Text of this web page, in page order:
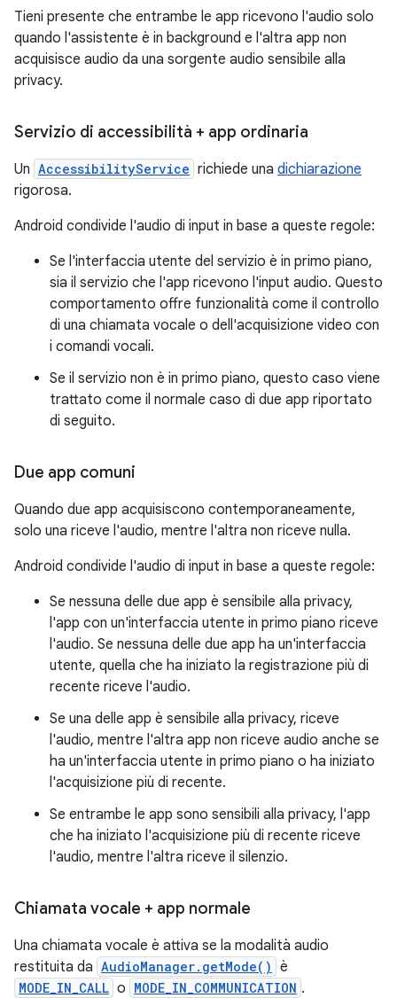
Tieni presente che entrambe le app ricevono l'audio solo
quando l'assistente è in background e l'altra app non
acquisisce audio da una sorgente audio sensibile alla
privacy.
Servizio di accessibilità + app ordinaria
Un AccessibilityService richiede una dichiarazione
rigorosa.
Android condivide l'audio di input in base a queste regole:
Se l'interfaccia utente del servizio è in primo piano,
sia il servizio che l'app ricevono l'input audio. Questo
comportamento offre funzionalità come il controllo
di una chiamata vocale o dell'acquisizione video con
i comandi vocali.
Se il servizio non è in primo piano, questo caso viene
trattato come il normale caso di due app riportato
di seguito.
Due app comuni
Quando due app acquisiscono contemporaneamente,
solo una riceve l'audio, mentre l'altra non riceve nulla.
Android condivide l'audio di input in base a queste regole:
Se nessuna delle due app è sensibile alla privacy,
l'app con un'interfaccia utente in primo piano riceve
l'audio. Se nessuna delle due app ha un'interfaccia
utente, quella che ha iniziato la registrazione più di
recente riceve l'audio.
Se una delle app è sensibile alla privacy, riceve
l'audio, mentre l'altra app non riceve audio anche se
ha un'interfaccia utente in primo piano o ha iniziato
l'acquisizione più di recente.
Se entrambe le app sono sensibili alla privacy, l'app
che ha iniziato l'acquisizione più di recente riceve
l'audio, mentre l'altra riceve il silenzio.
Chiamata vocale + app normale
Una chiamata vocale è attiva se la modalità audio
restituita da AudioManager.getMode() è
MODE_IN_CALL o MODE_IN_COMMUNICATION .